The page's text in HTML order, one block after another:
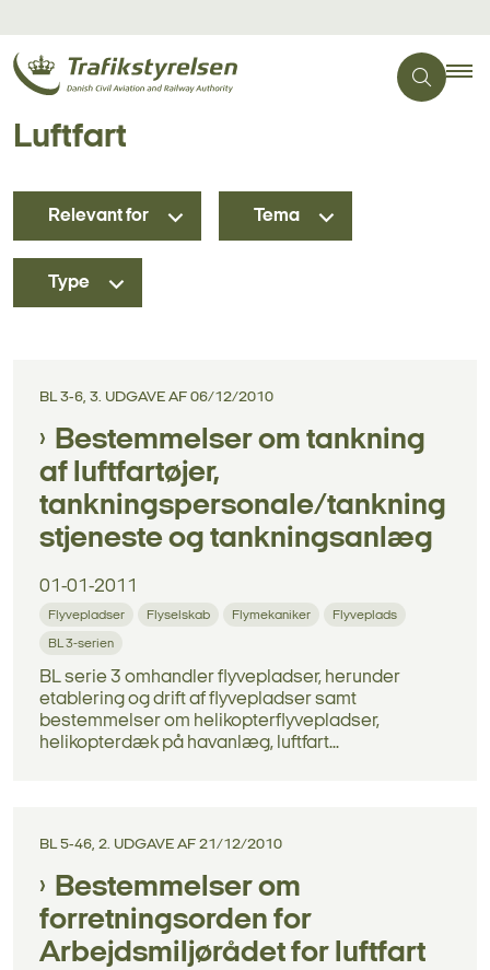
Luftfart
Relevant for Tema
Type
BL 3-6, 3. UDGAVE AF 06/12/2010
Bestemmelser om tankning
af luftfartøjer,
tankningspersonale/tankning
stjeneste og tankningsanlæg
01-01-2011
Flyvepladser Flyselskab Flymekaniker Flyveplads
BL 3-serien
BL serie 3 omhandler flyvepladser, herunder
etablering og drift af flyvepladser samt
bestemmelser om helikopterflyvepladser,
helikopterdæk på havanlæg, luftfart...
BL 5-46, 2. UDGAVE AF 21/12/2010
Bestemmelser om
forretningsorden for
Arbejdsmiljørådet for luftfart